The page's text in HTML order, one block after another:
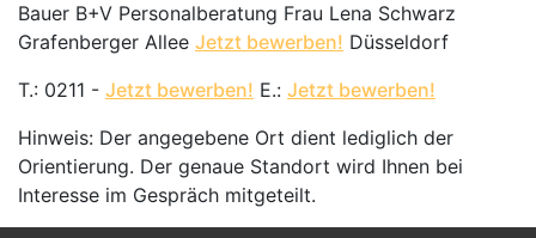
Bauer B+V Personalberatung Frau Lena Schwarz
Grafenberger Allee Jetzt bewerben! Düsseldorf
T.: 0211 - Jetzt bewerben! E.: Jetzt bewerben!
Hinweis: Der angegebene Ort dient lediglich der
Orientierung. Der genaue Standort wird Ihnen bei
Interesse im Gespräch mitgeteilt.